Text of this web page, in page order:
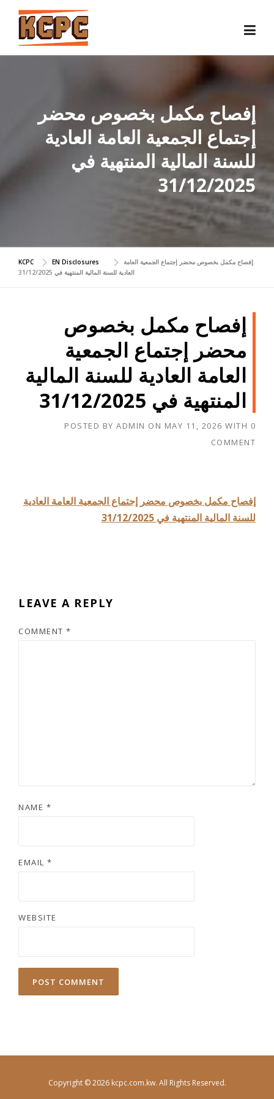
Skip
content
إفصاح مكمل بخصوص محضر
إجتماع الجمعية العامة العادية
للسنة المالية المنتهية في
31/12/2025
KCPC EN Disclosures
إفصاح مكمل بخصوص محضر إجتماع الجمعية العامة
العادية للسنة المالية المنتهية في 31/12/2025
إفصاح مكمل بخصوص
محضر إجتماع الجمعية
العامة العادية للسنة المالية
المنتهية في 31/12/2025
POSTED BY ADMIN ON MAY 11, 2026 WITH 0
COMMENT
إفصاح مكمل بخصوص محضر إجتماع الجمعية العامة العادية
للسنة المالية المنتهية في 31/12/2025
LEAVE A REPLY
COMMENT *
NAME *
EMAIL *
WEBSITE
Copyright © 2026 kcpc.com.kw. All Rights Reserved.